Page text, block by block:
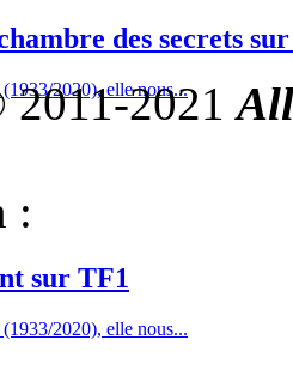
des secrets
2020), elle nous...
sur TF1
2020), elle nous...
2011-2021
: